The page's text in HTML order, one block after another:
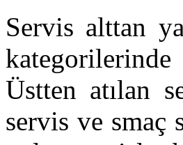
Servis alttan
kategorilerinde
Üstten atılan
servis ve smaç